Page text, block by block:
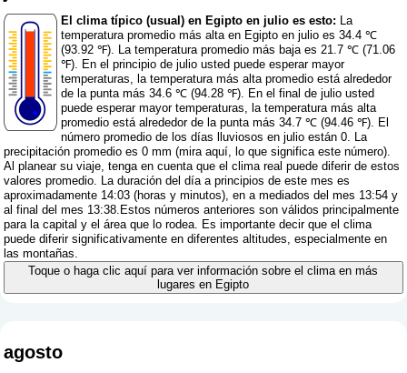
El clima típico (usual) en Egipto en julio es esto: La
temperatura promedio más alta en Egipto en julio es 34.4 ℃
(93.92 ℉). La temperatura promedio más baja es 21.7 ℃ (71.06
℉). En el principio de julio usted puede esperar mayor
temperaturas, la temperatura más alta promedio está alrededor
de la punta más 34.6 ℃ (94.28 ℉). En el final de julio usted
puede esperar mayor temperaturas, la temperatura más alta
promedio está alrededor de la punta más 34.7 ℃ (94.46 ℉). El
número promedio de los días lluviosos en julio están 0. La
precipitación promedio es 0 mm (mira aquí, lo que significa este número).
Al planear su viaje, tenga en cuenta que el clima real puede diferir de estos
valores promedio. La duración del día a principios de este mes es
aproximadamente 14:03 (horas y minutos), en a mediados del mes 13:54 y
al final del mes 13:38.Estos números anteriores son válidos principalmente
para la capital y el área que lo rodea. Es importante decir que el clima
puede diferir significativamente en diferentes altitudes, especialmente en
las montañas.
Toque o haga clic aquí para ver información sobre el clima en más
lugares en Egipto
agosto